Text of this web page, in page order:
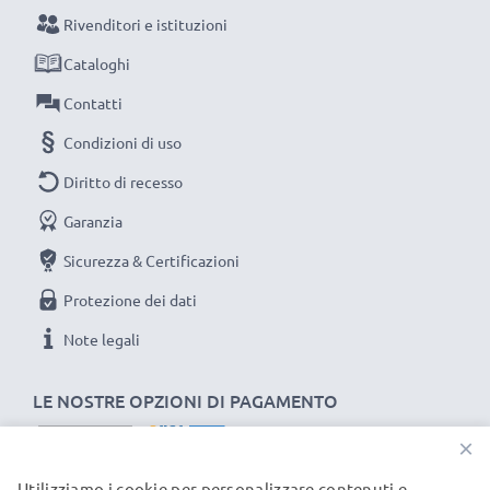
raggiungimento di efficienza desiderata ricarica
completamente le batterie prima d‘impiegarle.
Non lasciarti scappare neanche uno scatto con
questo caricabatteria intelligente, con schermo
LCD, marcato CELLONIC. Ordina ora, spedizione
rapida e 3 anni di garanzia!
LE NOSTRE OPZIONI DI PAGAMENTO
Rivenditori e istituzioni
Cataloghi
Contatti
Condizioni di uso
Diritto di recesso
Garanzia
Sicurezza & Certificazioni
Protezione dei dati
Note legali
×